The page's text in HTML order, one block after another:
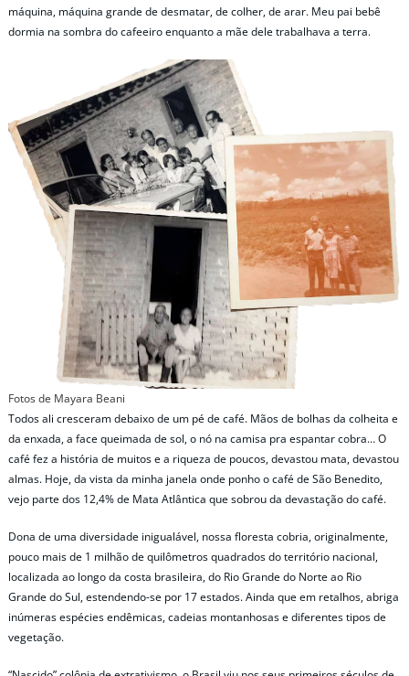
máquina, máquina grande de desmatar, de colher, de arar. Meu pai bebê
dormia na sombra do cafeeiro enquanto a mãe dele trabalhava a terra.
Fotos de Mayara Beani
Todos ali cresceram debaixo de um pé de café. Mãos de bolhas da colheita e
da enxada, a face queimada de sol, o nó na camisa pra espantar cobra… O
café fez a história de muitos e a riqueza de poucos, devastou mata, devastou
almas. Hoje, da vista da minha janela onde ponho o café de São Benedito,
vejo parte dos 12,4% de Mata Atlântica que sobrou da devastação do café.
Dona de uma diversidade inigualável, nossa floresta cobria, originalmente,
pouco mais de 1 milhão de quilômetros quadrados do território nacional,
localizada ao longo da costa brasileira, do Rio Grande do Norte ao Rio
Grande do Sul, estendendo-se por 17 estados. Ainda que em retalhos, abriga
inúmeras espécies endêmicas, cadeias montanhosas e diferentes tipos de
vegetação.